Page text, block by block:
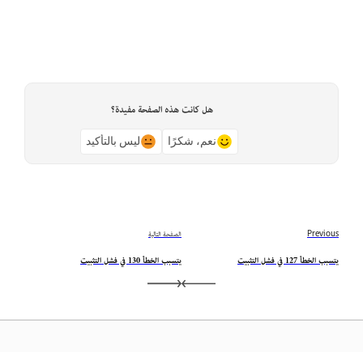
هل كانت هذه الصفحة مفيدة؟
نعم، شكرًا ليس بالتأكيد
Previous
يتسبب الخطأ 127 في فشل التثبيت
الصفحة التالية
يتسبب الخطأ 130 في فشل التثبيت